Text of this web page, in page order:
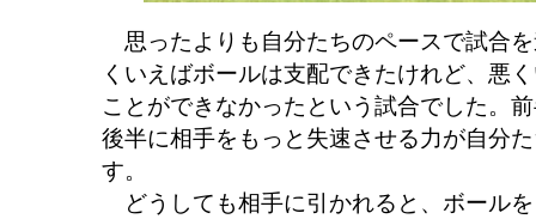
思ったよりも自分たちのペースで試合
くいえばボールは支配できたけれど、悪
ことができなかったという試合でした。
後半に相手をもっと失速させる力が自分
す。
どうしても相手に引かれると、ボール